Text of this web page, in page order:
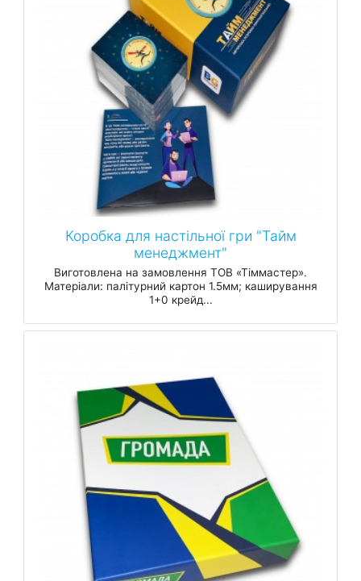
Коробка для настільної гри "Тайм
менеджмент"
Виготовлена на замовлення ТОВ «Тіммастер».
Матеріали: палітурний картон 1.5мм; каширування
1+0 крейд...